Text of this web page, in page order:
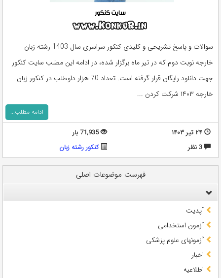
سوالات و پاسخ تشریحی و کلیدی کنکور سراسری سال 1403 رشته زبان
خارجه نوبت دوم که در تیر ماه برگزار شده، در ادامه این مطلب سایت کنکور
جهت دانلود رایگان قرار گرفته است. تعداد 70 هزار داوطلب در کنکور زبان
خارجه ۱۴۰۳ شرکت کردن ...
ادامه مطلب...
۲۴ تیر ۱۴۰۳
71,935 بار
3 نظر
کنکور رشته زبان
فهرست موضوعات اصلی
آپدیت
آزمون استخدامی
آزمونهای علوم پزشکی
اخبار
اطلاعیه